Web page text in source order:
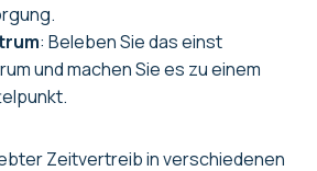
: Beleben Sie das einst
und machen Sie es zu einem
Zeitvertreib in verschiedenen